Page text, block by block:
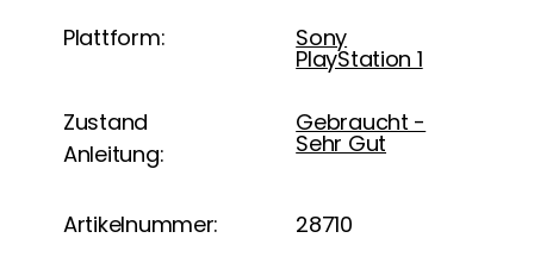
Plattform: Sony
PlayStation 1
Zustand
Anleitung:
Gebraucht -
Sehr Gut
Artikelnummer: 28710